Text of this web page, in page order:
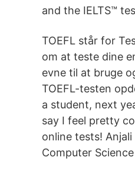
and the IELTS™
TOEFL står for
om at teste dine
evne til at bruge
TOEFL-testen
a student, next
say I feel pretty
online tests!
Computer